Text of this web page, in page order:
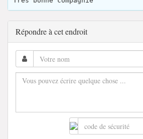
Répondre à cet endroit